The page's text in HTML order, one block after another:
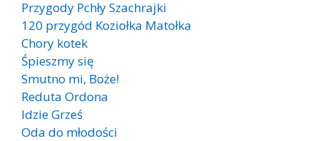
Przygody Pchły Szachrajki
120 przygód Koziołka Matołka
Chory kotek
Śpieszmy się
Smutno mi, Boże!
Reduta Ordona
Idzie Grześ
Oda do młodości